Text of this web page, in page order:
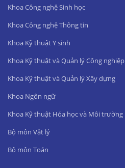
Khoa Công nghệ Sinh học
Khoa Công nghệ Thông tin
Khoa Kỹ thuật Y sinh
Khoa Kỹ thuật và Quản lý Công nghiệp
Khoa Kỹ thuật và Quản lý Xây dựng
Khoa Ngôn ngữ
Khoa Kỹ thuật Hóa học và Môi trường
Bộ môn Vật lý
Bộ môn Toán